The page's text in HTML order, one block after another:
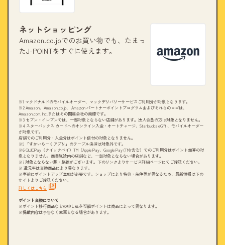
ネットショッピング
Amazon.co.jpでのお買い物でも、たまっ
たJ-POINTをすぐに使えます。
※1 マクドナルドのモバイルオーダー、マックデリバリーサービスご利用分が対象となります。
※2 Amazon、Amazon.co.jp、 Amazon パートナーポイントプログラムおよびそれらのロゴは、
Amazon.com, Inc.またはその関連会社の商標です。
※3 セブン‐イレブンでは、一部対象とならない店舗があります。法人会員の方は対象となりません。
※4 スターバックス カードへのオンライン入金・オートチャージ、Starbucks eGift 、モバイルオーダー
が対象です。
店舗でのご利用分・入金分はポイント倍付の対象となりません。
※5 「すかいらーくアプリ」のテーブル決済は対象外です。
※6 QUICPay（クイックペイ）TM（Apple Pay、Google Pay (TM) 含む）でのご利用分はポイント加算の対
象となりません。商業施設内の店舗など、一部対象とならない場合があります。
※7 対象とならない駅・路線がございます。下のリンクよりサービス詳細ページにてご確認ください。
※ 還元率は交換商品により異なります。
※事前にポイントアップ登録が必要です。ショップにより特典・条件等が異なるため、最新情報は下の
サイトよりご確認ください。
詳しくはこちら
ポイント交換について
※ポイント移行商品などの申し込み可能ポイントは商品によって異なります。
※掲載内容は予告なく変更となる場合があります。